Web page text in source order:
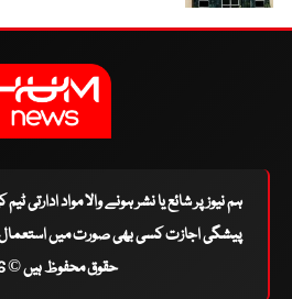
ہم نیوز پر شائع یا نشر ہونے والا مواد ادارتی
پیشگی اجازت کسی بھی صورت میں استعمال
حقوق محفوظ ہیں © 2026